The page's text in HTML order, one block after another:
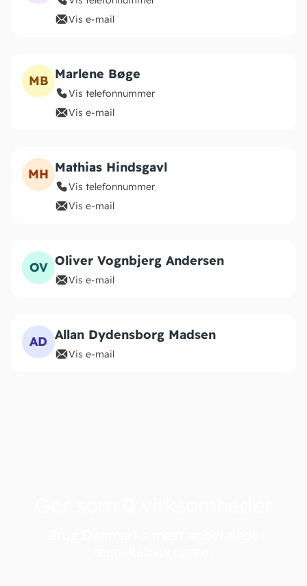
Vis e-mail
MB Marlene Bøge
Vis telefonnummer
Vis e-mail
MH Mathias Hindsgavl
Vis telefonnummer
Vis e-mail
OV Oliver Vognbjerg Andersen
Vis e-mail
AD Allan Dydensborg Madsen
Vis e-mail